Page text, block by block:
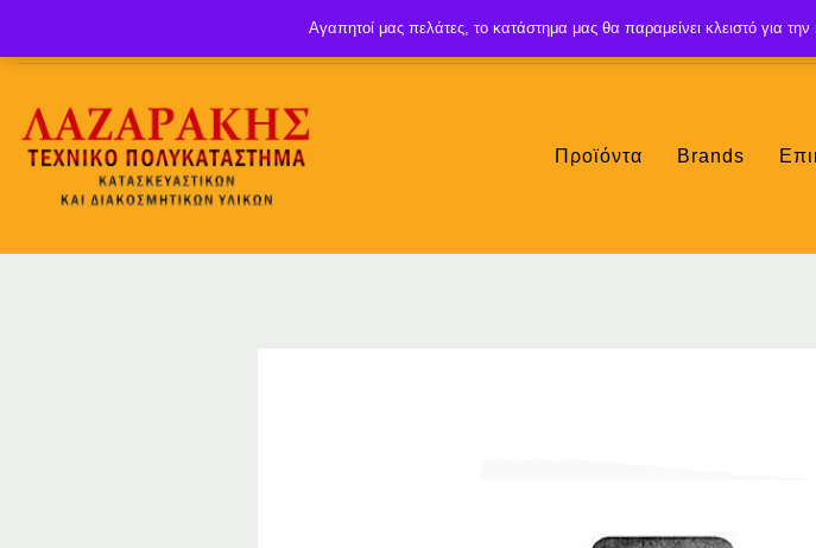
Προϊόντα Brands
Αγαπητοί μας πελάτες, το κατάστημα μας θα παραμείνει κλειστό για